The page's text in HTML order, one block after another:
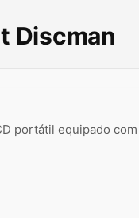
Discman
portátil equipado